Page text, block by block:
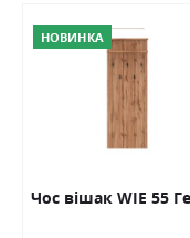
НОВИНКА
Чос вішак WIE 55